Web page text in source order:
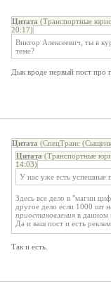
Цитата (Транспортные
20:17)
Виктор Алексеевич, ты в
теме?
Дык вроде первый пост про
Цитата (СпецТранс
Цитата (Транспортные
14:03)
У нас уже есть успешные
Здесь все дело в "магии
другое дело если 1000 шт
приостановления в данном
Да и ваш пост и есть
Так и есть.